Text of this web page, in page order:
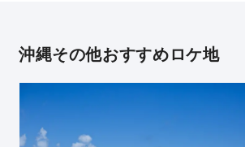
沖縄その他おすすめロケ地